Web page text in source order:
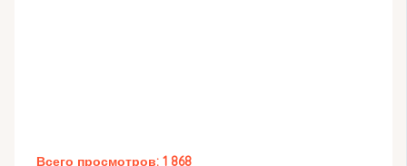
Всего просмотров: 1 868